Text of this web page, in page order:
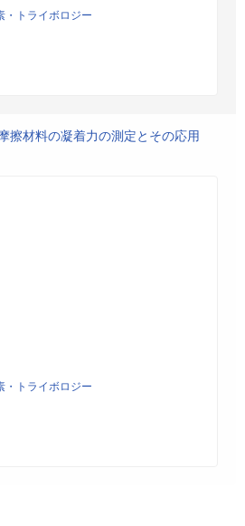
・トライボロジー
擦材料の凝着力の測定とその応用
・トライボロジー